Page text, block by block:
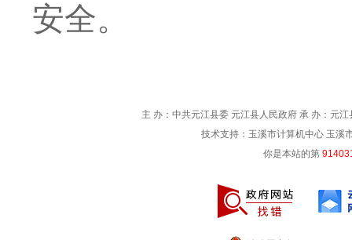
安全。
主 办：中共元江县委 元江县人民政府 承 办：元
技术支持：玉溪市计算机中心 玉溪
你是本站的第